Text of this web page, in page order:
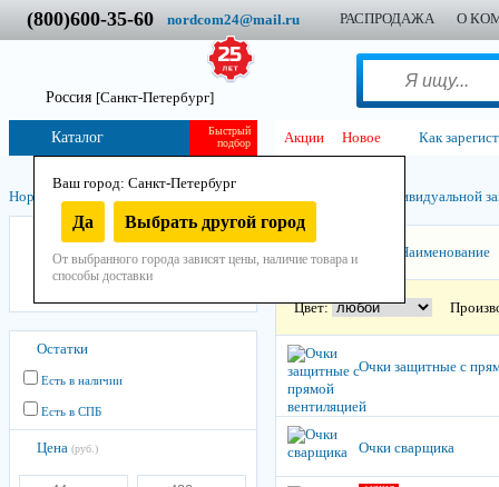
(800)600-35-60 nordcom24@mail.ru РАСПРОДАЖА О
Россия [Санкт-Петербург]
Ваш город: Санкт-Петербург
Да Выбрать другой город
От выбранного города зависят цены, наличие товара и
способы доставки
Быстрый
подбор
Каталог Акции Новое Как
Нордком Инструмент Остнастно-расходный Средства индивидуальной
Маски и щитки
Очки
Остатки
Есть в наличии
Есть в СПБ
Цена (руб.)
Наименование
Цвет:
Очки защитные с
Очки сварщика